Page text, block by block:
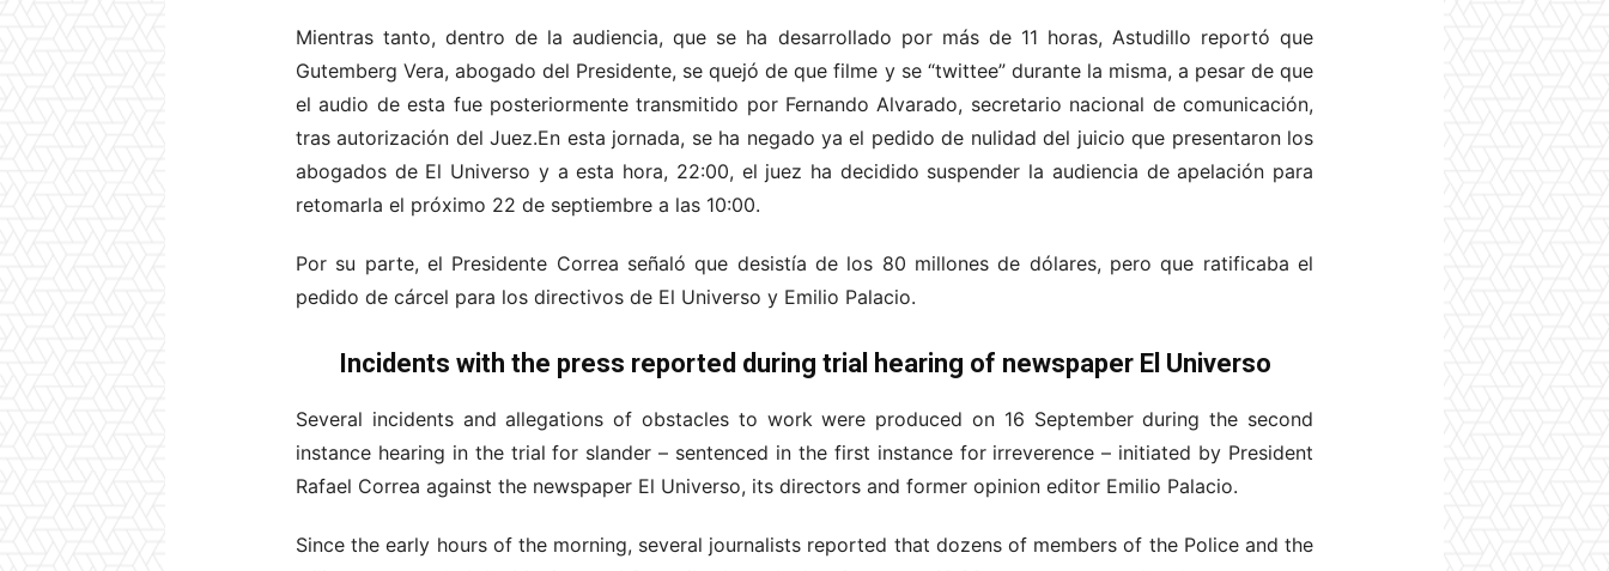
Mientras tanto, dentro de la audiencia, que se ha desarrollado por más de 11 horas, Astudillo reportó que
Gutemberg Vera, abogado del Presidente, se quejó de que filme y se “twittee” durante la misma, a pesar de que
el audio de esta fue posteriormente transmitido por Fernando Alvarado, secretario nacional de comunicación,
tras autorización del Juez.En esta jornada, se ha negado ya el pedido de nulidad del juicio que presentaron los
abogados de El Universo y a esta hora, 22:00, el juez ha decidido suspender la audiencia de apelación para
retomarla el próximo 22 de septiembre a las 10:00.
Por su parte, el Presidente Correa señaló que desistía de los 80 millones de dólares, pero que ratificaba el
pedido de cárcel para los directivos de El Universo y Emilio Palacio.
Incidents with the press reported during trial hearing of newspaper El Universo
Several incidents and allegations of obstacles to work were produced on 16 September during the second
instance hearing in the trial for slander – sentenced in the first instance for irreverence – initiated by President
Rafael Correa against the newspaper El Universo, its directors and former opinion editor Emilio Palacio.
Since the early hours of the morning, several journalists reported that dozens of members of the Police and the